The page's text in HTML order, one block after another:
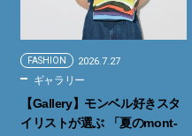
FASHION 2026.7.27
ギャラリー
【Gallery】モンベル好きスタ
イリストが選ぶ 「夏のmont-